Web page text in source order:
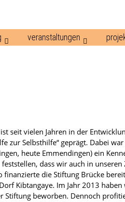
veranstaltungen
seit vielen Jahren in der
zur Selbsthilfe“ geprägt. Dabei
heute Emmendingen) ein
dass wir auch in
finanzierte die Stiftung Brücke
Kibtangaye. Im Jahr 2013
Stiftung beworben. Dennoch